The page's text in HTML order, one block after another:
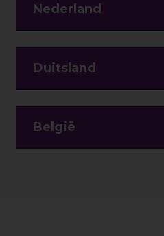
Nederland
Duitsland
België